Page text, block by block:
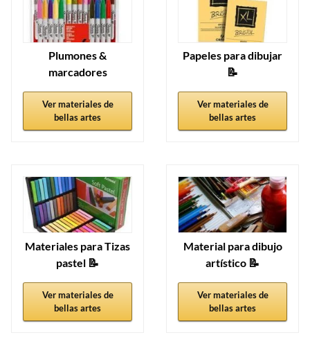
Plumones &
marcadores
Ver materiales de
bellas artes
Papeles para dibujar
📝
Ver materiales de
bellas artes
Materiales para Tizas
pastel 📝
Ver materiales de
bellas artes
Material para dibujo
artístico 📝
Ver materiales de
bellas artes